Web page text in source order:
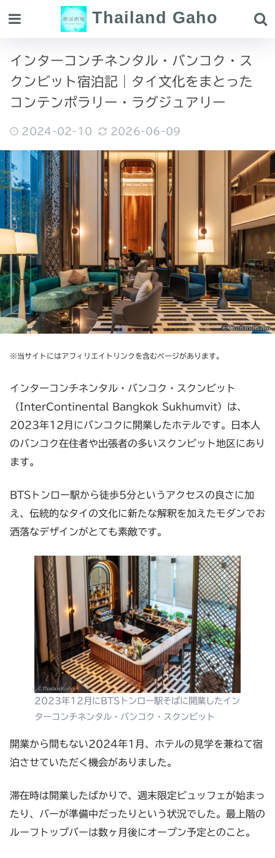
Thailand Gaho
インターコンチネンタル・バンコク・ス
クンビット宿泊記｜タイ文化をまとった
コンテンポラリー・ラグジュアリー
2024-02-10 2026-06-09
※当サイトにはアフィリエイトリンクを含むページがあります。
インターコンチネンタル・バンコク・スクンビット
（InterContinental Bangkok Sukhumvit）は、
2023年12月にバンコクに開業したホテルです。日本人
のバンコク在住者や出張者の多いスクンビット地区にあり
ます。
BTSトンロー駅から徒歩5分というアクセスの良さに加
え、伝統的なタイの文化に新たな解釈を加えたモダンでお
洒落なデザインがとても素敵です。
2023年12月にBTSトンロー駅そばに開業したイン
ターコンチネンタル・バンコク・スクンビット
開業から間もない2024年1月、ホテルの見学を兼ねて宿
泊させていただく機会がありました。
滞在時は開業したばかりで、週末限定ビュッフェが始まっ
たり、バーが準備中だったりという状況でした。最上階の
ルーフトップバーは数ヶ月後にオープン予定とのこと。